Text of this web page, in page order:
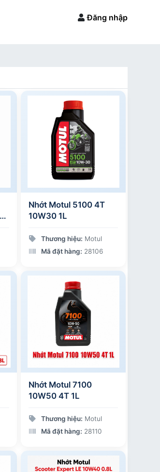
Đăng nhập
Nhớt Motul 5100 4T
10W30 1L
Thương hiệu: Motul
Mã đặt hàng: 28106
Nhớt Motul 7100
10W50 4T 1L
Thương hiệu: Motul
Mã đặt hàng: 28110